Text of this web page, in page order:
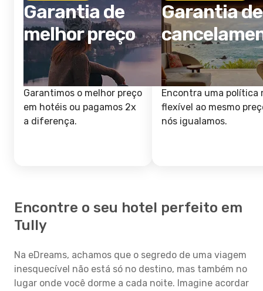
Garantia de
melhor preço
Garantimos o melhor preço
em hotéis ou pagamos 2x
a diferença.
Garantia de
Encontra uma política
flexível ao mesmo
nós igualamos.
Encontre o seu hotel perfeito em
Tully
Na eDreams, achamos que o segredo de uma viagem
inesquecível não está só no destino, mas também no
lugar onde você dorme a cada noite. Imagine acordar